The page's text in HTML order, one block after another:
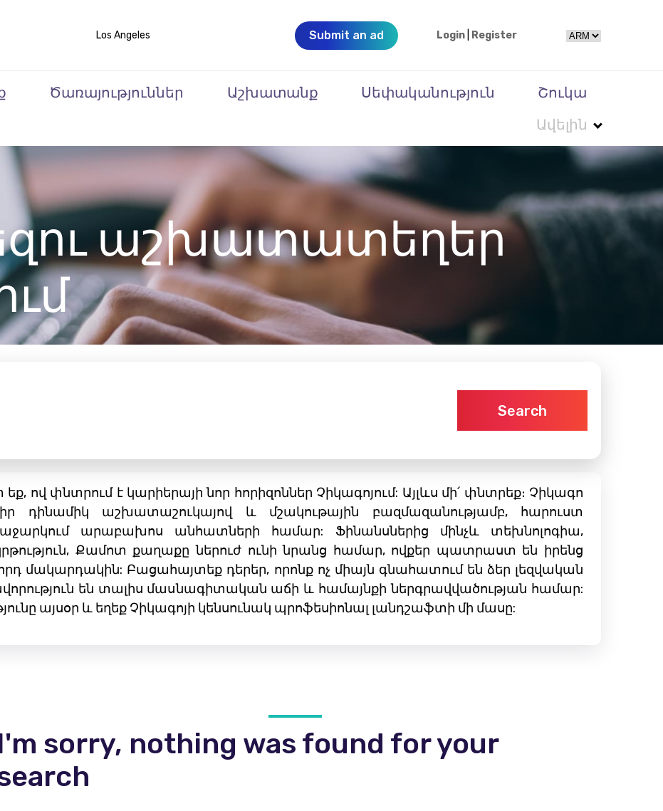
Los Angeles Submit an ad Login Register
Ծառայություններ Աշխատանք Սեփականություն
Շուկա
Ավելին
աշխատատեղեր
Search
ով փնտրում է կարիերայի նոր հորիզոններ Չիկագոյում: Այլևս մի՛ փնտրեք։ Չիկագո
դինամիկ աշխատաշուկայով և մշակութային բազմազանությամբ, հարուստ
արաբախոս անհատների համար: Ֆինանսներից մինչև տեխնոլոգիա,
Քամոտ քաղաքը ներուժ ունի նրանց համար, ովքեր պատրաստ են իրենց
մակարդակին: Բացահայտեք դերեր, որոնք ոչ միայն գնահատում են ձեր լեզվական
են տալիս մասնագիտական ​​աճի և համայնքի ներգրավվածության համար:
այսօր և եղեք Չիկագոյի կենսունակ պրոֆեսիոնալ լանդշաֆտի մի մասը:
sorry, nothing was found for your